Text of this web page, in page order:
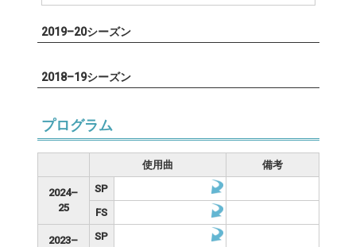
2019–20シーズン
2018–19シーズン
プログラム
使用曲 備考
2024–
25
SP
FS
2023–
SP